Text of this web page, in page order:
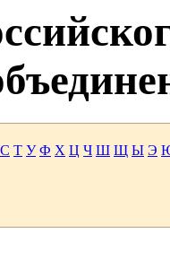
С Т У Ф Х Ц Ч Ш Щ Ы Э